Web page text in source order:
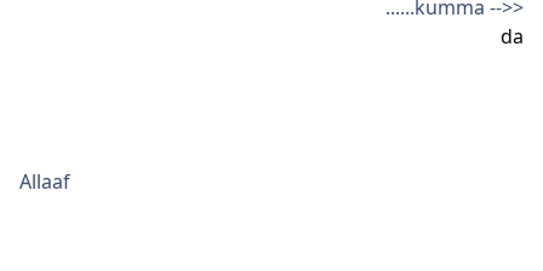
......kumma -->>
da
Allaaf